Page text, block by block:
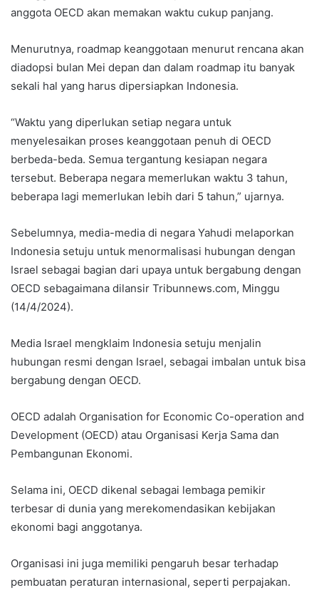
anggota OECD akan memakan waktu cukup panjang.
Menurutnya, roadmap keanggotaan menurut rencana akan
diadopsi bulan Mei depan dan dalam roadmap itu banyak
sekali hal yang harus dipersiapkan Indonesia.
“Waktu yang diperlukan setiap negara untuk
menyelesaikan proses keanggotaan penuh di OECD
berbeda-beda. Semua tergantung kesiapan negara
tersebut. Beberapa negara memerlukan waktu 3 tahun,
beberapa lagi memerlukan lebih dari 5 tahun,” ujarnya.
Sebelumnya, media-media di negara Yahudi melaporkan
Indonesia setuju untuk menormalisasi hubungan dengan
Israel sebagai bagian dari upaya untuk bergabung dengan
OECD sebagaimana dilansir Tribunnews.com, Minggu
(14/4/2024).
Media Israel mengklaim Indonesia setuju menjalin
hubungan resmi dengan Israel, sebagai imbalan untuk bisa
bergabung dengan OECD.
OECD adalah Organisation for Economic Co-operation and
Development (OECD) atau Organisasi Kerja Sama dan
Pembangunan Ekonomi.
Selama ini, OECD dikenal sebagai lembaga pemikir
terbesar di dunia yang merekomendasikan kebijakan
ekonomi bagi anggotanya.
Organisasi ini juga memiliki pengaruh besar terhadap
pembuatan peraturan internasional, seperti perpajakan.